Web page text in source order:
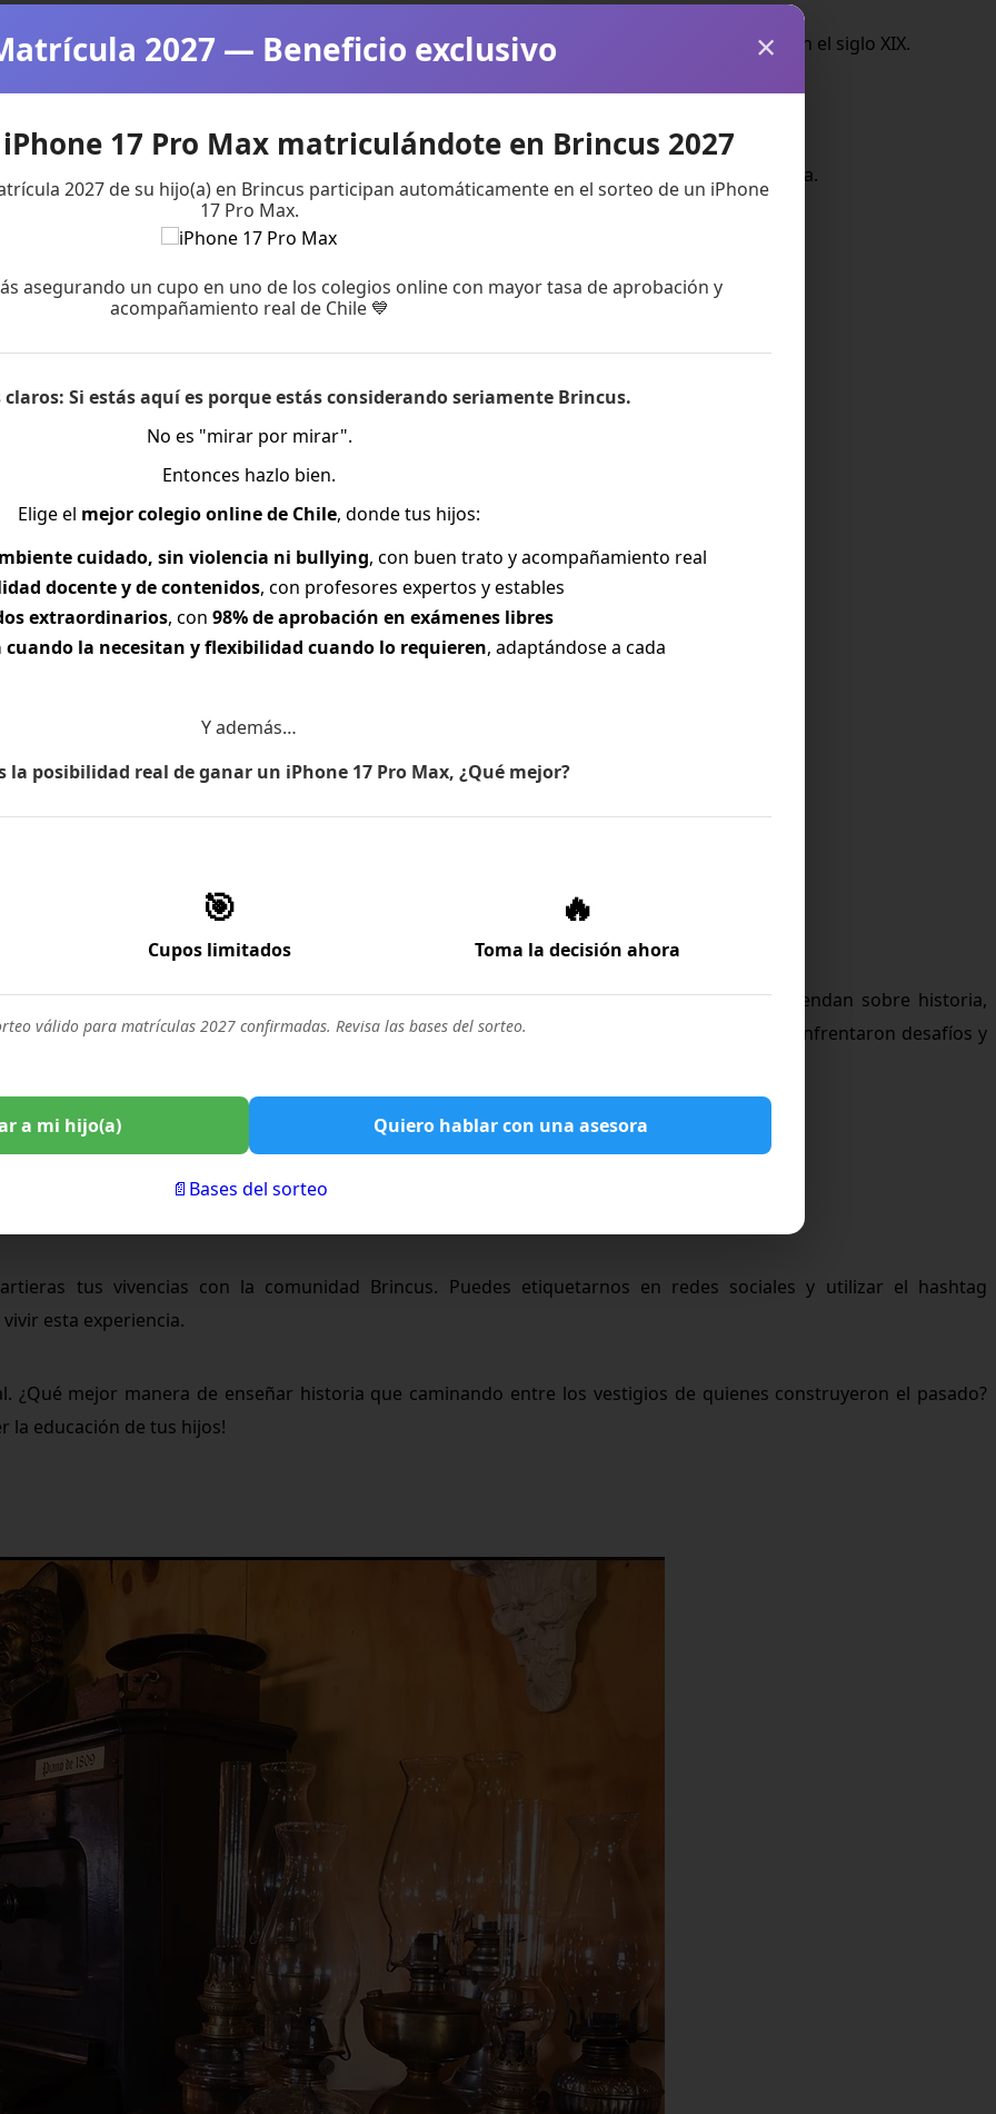
agrícolas hasta utensilios de cocina, los visitantes podrán conocer cómo era la vida diaria en el siglo XIX.
cómo la música y las celebraciones formaban parte esencial de la vida en las colonias.
las habitaciones típicas de la época, mostrando mobiliario, ropa tradicional y más.
con jardines cuidadosamente mantenidos que invitan a la familia a disfrutar de la naturaleza.
disfrutar tu visita:
(<1 año: entrada liberada).
sino también una oportunidad para que los estudiantes Homeschool de Brincus aprendan sobre historia,
comunidad. A través de este recorrido, podrán visualizar cómo los inmigrantes alemanes enfrentaron desafíos y
tus vivencias con la comunidad Brincus. Puedes etiquetarnos en redes sociales y utilizar el hashtag
esta experiencia.
¿Qué mejor manera de enseñar historia que caminando entre los vestigios de quienes construyeron el pasado?
la educación de tus hijos!
×
2027 — Beneficio exclusivo
17 Pro Max matriculándote en Brincus 2027
2027 de su hijo(a) en Brincus participan automáticamente en el sorteo de un iPhone
17 Pro Max.
asegurando un cupo en uno de los colegios online con mayor tasa de aprobación y
acompañamiento real de Chile 💙
claros: Si estás aquí es porque estás considerando seriamente Brincus.
No es "mirar por mirar".
Entonces hazlo bien.
Elige el mejor colegio online de Chile, donde tus hijos:
cuidado, sin violencia ni bullying, con buen trato y acompañamiento real
docente y de contenidos, con profesores expertos y estables
extraordinarios, con 98% de aprobación en exámenes libres
la necesitan y flexibilidad cuando lo requieren, adaptándose a cada
Y además…
la posibilidad real de ganar un iPhone 17 Pro Max, ¿Qué mejor?
🎯
Cupos limitados
🔥
Toma la decisión ahora
válido para matrículas 2027 confirmadas. Revisa las bases del sorteo.
a mi hijo(a) Quiero hablar con una asesora
📄Bases del sorteo